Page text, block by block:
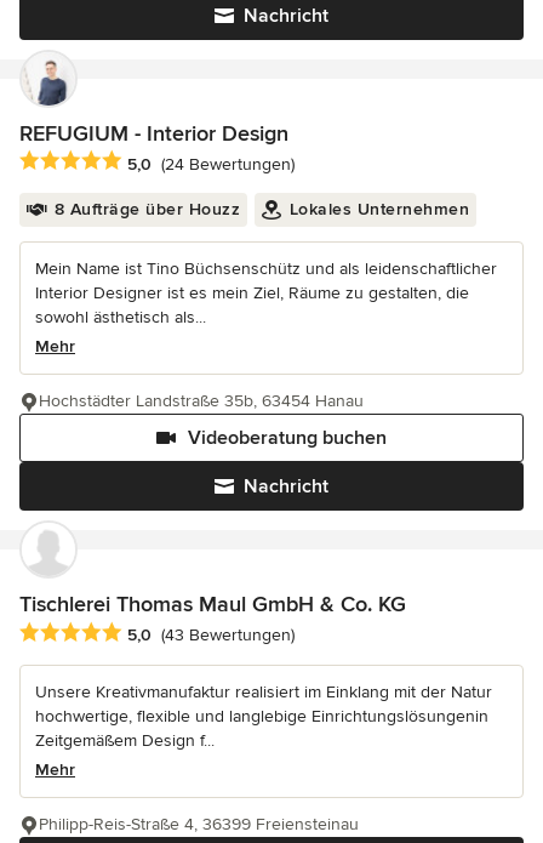
Nachricht
REFUGIUM - Interior Design
Durchschnittliche Bewertung: 5 von 5 Sternen
5,0 (24 Bewertungen)
8 Aufträge über Houzz Lokales Unternehmen
Mein Name ist Tino Büchsenschütz und als leidenschaftlicher
Interior Designer ist es mein Ziel, Räume zu gestalten, die
sowohl ästhetisch als...
Mehr
Nachricht
Videoberatung buchen
Hochstädter Landstraße 35b, 63454 Hanau
Tischlerei Thomas Maul GmbH & Co. KG
Durchschnittliche Bewertung: 5 von 5 Sternen
5,0 (43 Bewertungen)
Unsere Kreativmanufaktur realisiert im Einklang mit der Natur
hochwertige, flexible und langlebige Einrichtungslösungenin
Zeitgemäßem Design f...
Mehr
Philipp-Reis-Straße 4, 36399 Freiensteinau